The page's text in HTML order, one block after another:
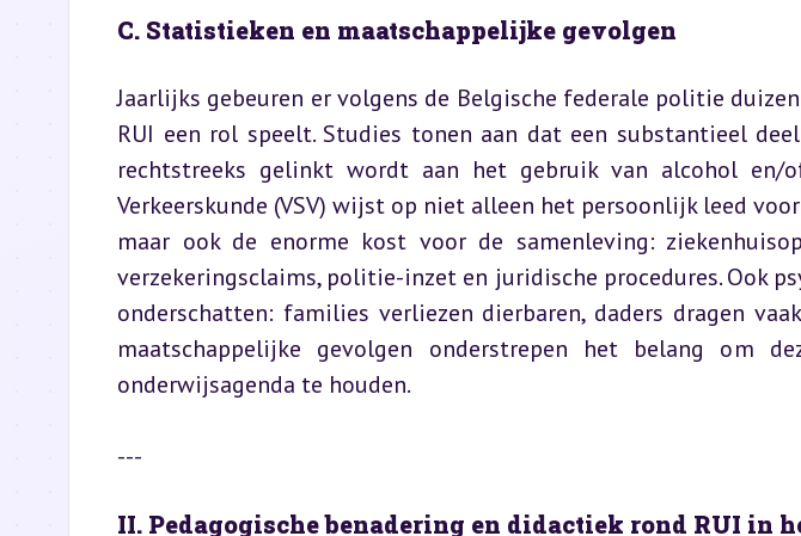
C. Statistieken en maatschappelijke gevolgen
Jaarlijks gebeuren er volgens de Belgische federale politie
RUI een rol speelt. Studies tonen aan dat een substantieel
rechtstreeks gelinkt wordt aan het gebruik van alcohol en/
Verkeerskunde (VSV) wijst op niet alleen het persoonlijk leed
maar ook de enorme kost voor de samenleving:
verzekeringsclaims, politie-inzet en juridische procedures. Ook
onderschatten: families verliezen dierbaren, daders dragen
maatschappelijke gevolgen onderstrepen het belang om
onderwijsagenda te houden.
---
II. Pedagogische benadering en didactiek rond RUI in